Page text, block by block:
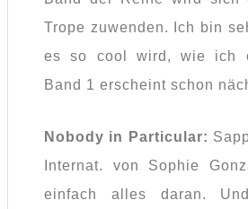
Trope zuwenden. Ich bin
es so cool wird, wie ich
Band 1 erscheint schon
Nobody in Particular:
Internat. von Sophie
einfach alles daran.